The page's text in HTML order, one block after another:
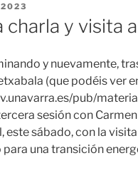
charla y visita
y nuevamente,
(que podéis ver
pub/
sesión con
este sábado, con la
una transición